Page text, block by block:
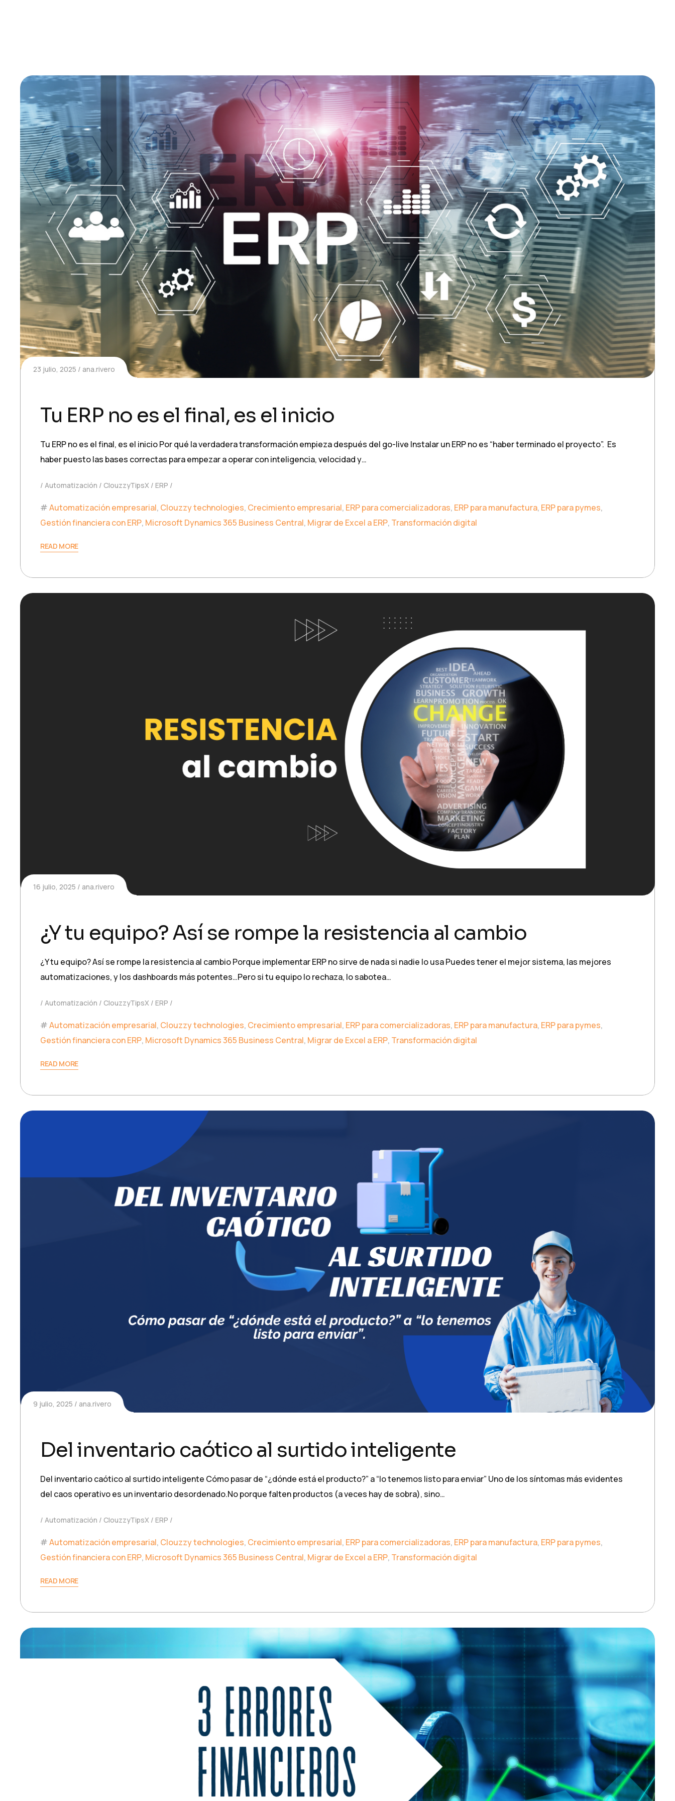
23 julio, 2025 ana.rivero
Tu ERP no es el final, es el inicio
Tu ERP no es el final, es el inicio Por qué la verdadera transformación empieza después del go-live Instalar un ERP no es “haber terminado el proyecto”. Es
haber puesto las bases correctas para empezar a operar con inteligencia, velocidad y…
Automatización ClouzzyTipsX ERP
Automatización empresarial, Clouzzy technologies, Crecimiento empresarial, ERP para comercializadoras, ERP para manufactura, ERP para pymes,
Gestión financiera con ERP, Microsoft Dynamics 365 Business Central, Migrar de Excel a ERP, Transformación digital
READ MORE
16 julio, 2025 ana.rivero
¿Y tu equipo? Así se rompe la resistencia al cambio
¿Y tu equipo? Así se rompe la resistencia al cambio Porque implementar ERP no sirve de nada si nadie lo usa Puedes tener el mejor sistema, las mejores
automatizaciones, y los dashboards más potentes…Pero si tu equipo lo rechaza, lo sabotea…
Automatización ClouzzyTipsX ERP
Automatización empresarial, Clouzzy technologies, Crecimiento empresarial, ERP para comercializadoras, ERP para manufactura, ERP para pymes,
Gestión financiera con ERP, Microsoft Dynamics 365 Business Central, Migrar de Excel a ERP, Transformación digital
READ MORE
9 julio, 2025 ana.rivero
Del inventario caótico al surtido inteligente
Del inventario caótico al surtido inteligente Cómo pasar de “¿dónde está el producto?” a “lo tenemos listo para enviar” Uno de los síntomas más evidentes
del caos operativo es un inventario desordenado.No porque falten productos (a veces hay de sobra), sino…
Automatización ClouzzyTipsX ERP
Automatización empresarial, Clouzzy technologies, Crecimiento empresarial, ERP para comercializadoras, ERP para manufactura, ERP para pymes,
Gestión financiera con ERP, Microsoft Dynamics 365 Business Central, Migrar de Excel a ERP, Transformación digital
READ MORE